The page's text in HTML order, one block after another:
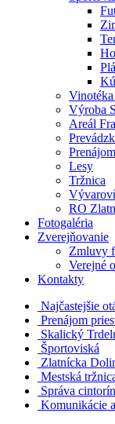
Výroba
Areál
Lesy
Tržnica
RO
Fotogaléria
Zverejňovanie
Zmluvy
Verejné
Kontakty
Najčastejšie
Prenájom
Skalický
Športoviská
Zlatnícka
Mestská
Správa
Komunikácie